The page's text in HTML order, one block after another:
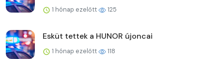
1 hónap ezelőtt 125
Esküt tettek a HUNOR újoncai
1 hónap ezelőtt 118